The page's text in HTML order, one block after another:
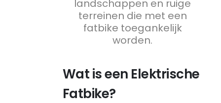
landschappen en ruige
terreinen die met een
fatbike toegankelijk
worden.
Wat is een Elektrische
Fatbike?